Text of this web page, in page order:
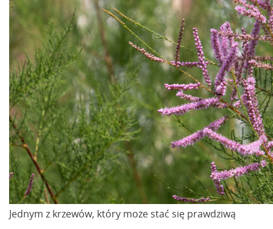
Jednym z krzewów, który może stać się prawdziwą